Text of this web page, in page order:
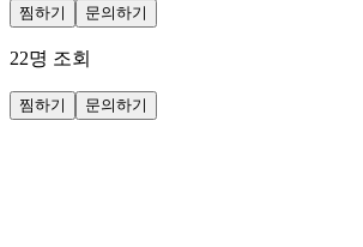
찜하기 문의하기
22명 조회
찜하기 문의하기